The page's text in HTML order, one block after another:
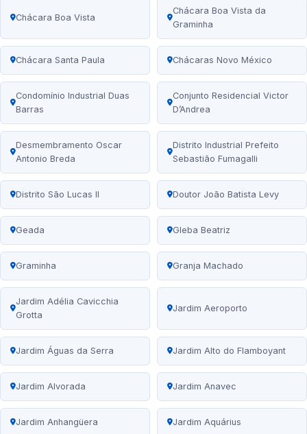
Chácara Boa Vista
Chácara Boa Vista da
Graminha
Chácara Santa Paula Chácaras Novo México
Condomínio Industrial Duas
Barras
Conjunto Residencial Victor
D’Andrea
Desmembramento Oscar
Antonio Breda
Distrito Industrial Prefeito
Sebastião Fumagalli
Distrito São Lucas II Doutor João Batista Levy
Geada Gleba Beatriz
Graminha Granja Machado
Jardim Adélia Cavicchia
Grotta
Jardim Aeroporto
Jardim Águas da Serra Jardim Alto do Flamboyant
Jardim Alvorada Jardim Anavec
Jardim Anhangüera Jardim Aquárius